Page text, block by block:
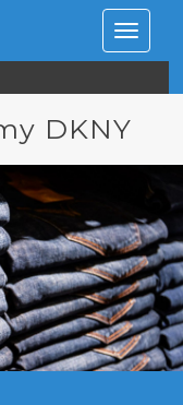
Rozwiń
DKNY